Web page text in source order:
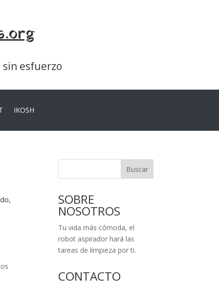
esfuerzo
IKOSH
Buscar
SOBRE
NOSOTROS
Tu vida más cómoda, el
robot aspirador hará las
tareas de limpieza por ti.
CONTACTO